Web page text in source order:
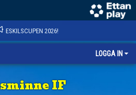
ESKILSCUPEN 2026!
LOGGA IN
IF